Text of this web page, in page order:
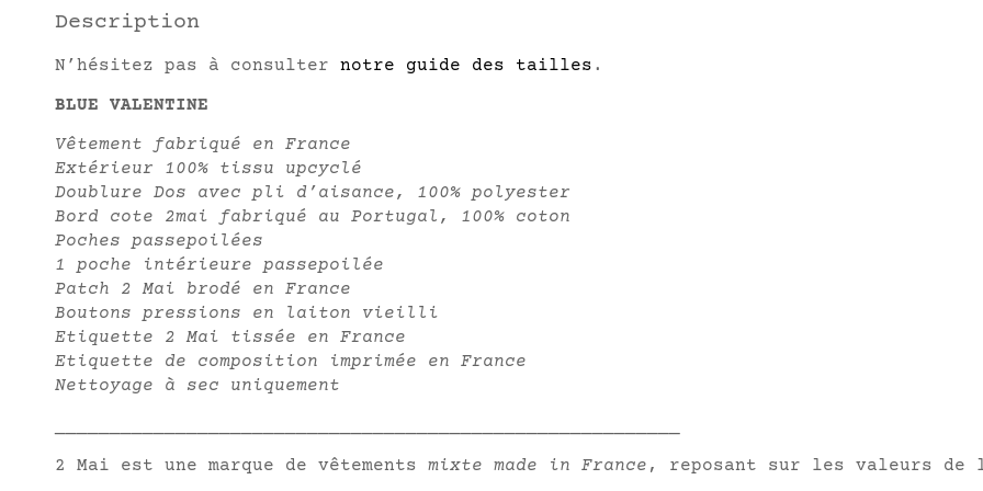
Description
N’hésitez pas à consulter notre guide des tailles .
BLUE VALENTINE
Vêtement fabriqué en France
Extérieur 100% tissu upcyclé
Doublure Dos avec pli d’aisance, 100% polyester
Bord cote 2mai fabriqué au Portugal, 100% coton
Poches passepoilées
1 poche intérieure passepoilée
Patch 2 Mai brodé en France
Boutons pressions en laiton vieilli
Etiquette 2 Mai tissée en France
Etiquette de composition imprimée en France
Nettoyage à sec uniquement
2 Mai est une marque de vêtements mixte made in France , reposant sur les valeurs de